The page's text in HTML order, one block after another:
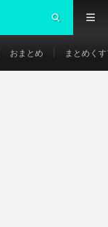
おまとめ まとめく